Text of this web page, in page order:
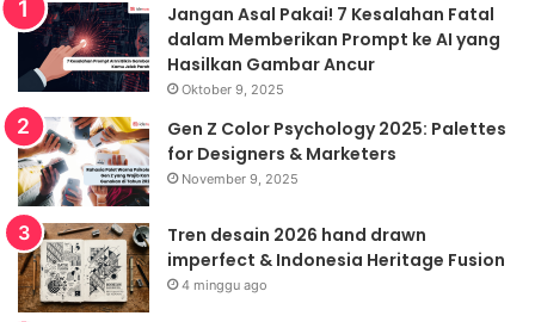
Jangan Asal Pakai! 7 Kesalahan Fatal
dalam Memberikan Prompt ke AI yang
Hasilkan Gambar Ancur
Oktober 9, 2025
Gen Z Color Psychology 2025: Palettes
for Designers & Marketers
November 9, 2025
Tren desain 2026 hand drawn
imperfect & Indonesia Heritage Fusion
4 minggu ago